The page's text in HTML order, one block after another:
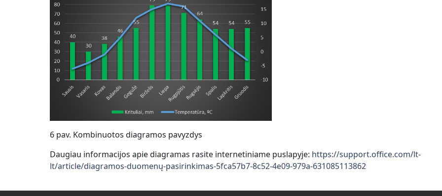
6 pav. Kombinuotos diagramos pavyzdys
Daugiau informacijos apie diagramas rasite internetiniame puslapyje: https://support.office.com/lt-
lt/article/diagramos-duomenų-pasirinkimas-5fca57b7-8c52-4e09-979a-631085113862